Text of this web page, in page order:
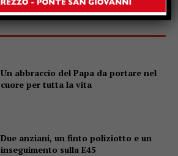
Un abbraccio del Papa da portare nel
cuore per tutta la vita
Due anziani, un finto poliziotto e un
inseguimento sulla E45